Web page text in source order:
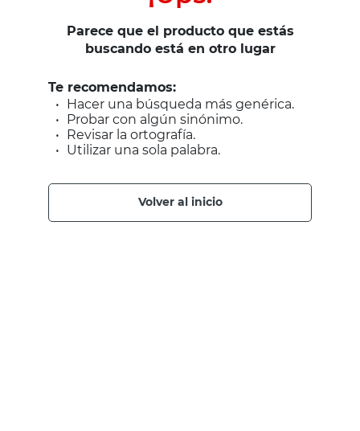
Parece que el producto que estás
buscando está en otro lugar
Te recomendamos:
Hacer una búsqueda más genérica.
Probar con algún sinónimo.
Revisar la ortografía.
Utilizar una sola palabra.
volver al inicio